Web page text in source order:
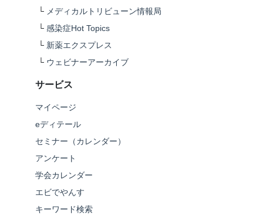
└ メディカルトリビューン情報局
└ 感染症Hot Topics
└ 新薬エクスプレス
└ ウェビナーアーカイブ
サービス
マイページ
eディテール
セミナー（カレンダー）
アンケート
学会カレンダー
エビでやんす
キーワード検索